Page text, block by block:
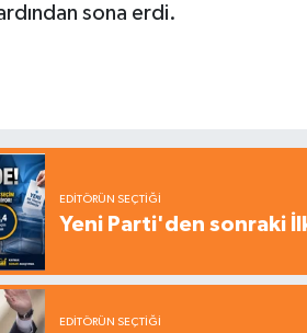
sona erdi.
EDITÖRÜN SEÇTIĞI
Yeni Parti'den sonraki
EDITÖRÜN SEÇTIĞI